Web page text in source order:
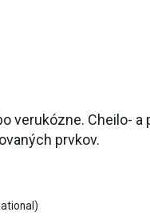
verukózne. Cheilo-
prvkov.